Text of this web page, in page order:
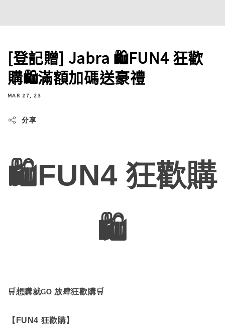
[登記贈] Jabra 🛍️FUN4 狂歡
購🛍️滿額加碼送豪禮
MAR 27, 23
分享
🛍FUN4狂歡購
🛍
🛒想購就GO 放肆狂歡購🛒
【 FUN4 狂歡購】